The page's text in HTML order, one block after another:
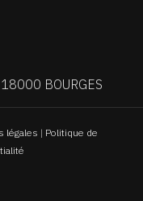
BOURGES
légales | Politique de